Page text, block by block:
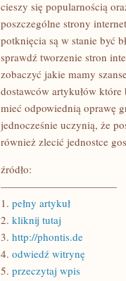
cieszy się popularnością
poszczególne strony
potknięcia są w stanie być
sprawdź tworzenie stron
zobaczyć jakie mamy
dostawców artykułów
mieć odpowiednią oprawę
jednocześnie uczynią, że
również zlecić jednostce
źródło:
———————————
1. pełny artykuł
2. kliknij tutaj
3. http://phontis.de
4. odwiedź witrynę
5. przeczytaj wpis